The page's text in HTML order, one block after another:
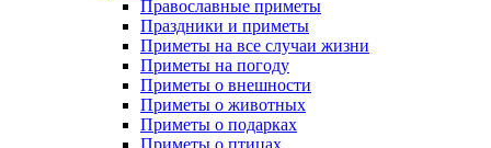
Православные приметы
Праздники и приметы
Приметы на все случаи жизни
Приметы на погоду
Приметы о внешности
Приметы о животных
Приметы о подарках
Приметы о птицах